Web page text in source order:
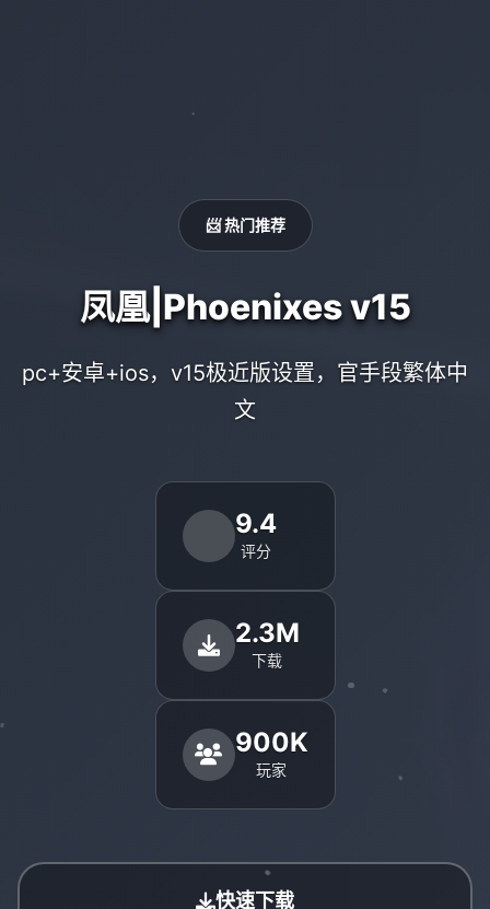
📨 热门推荐
凤凰|Phoenixes v15
pc+安卓+ios，v15极近版设置，官手段繁体中
文
9.4
评分
2.3M
下载
900K
玩家
快速下载